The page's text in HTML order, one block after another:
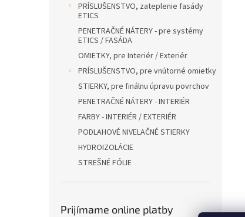
PRÍSLUŠENSTVO, zateplenie fasády
ETICS
PENETRAČNÉ NÁTERY - pre systémy
ETICS / FASÁDA
OMIETKY, pre Interiér / Exteriér
PRÍSLUŠENSTVO, pre vnútorné omietky
STIERKY, pre finálnu úpravu povrchov
PENETRAČNÉ NÁTERY - INTERIÉR
FARBY - INTERIÉR / EXTERIÉR
PODLAHOVÉ NIVELAČNÉ STIERKY
HYDROIZOLÁCIE
STREŠNÉ FÓLIE
Prijímame online platby